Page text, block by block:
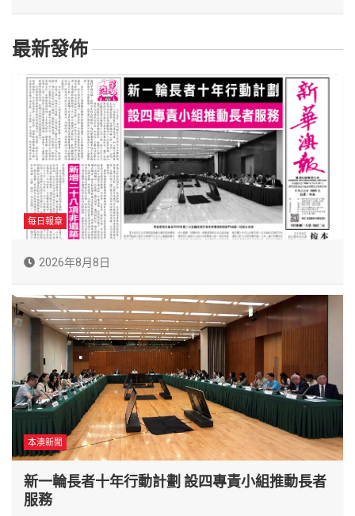
最新發佈
每日報章
2026年8月8日
本澳新聞
新一輪長者十年行動計劃 設四專責小組推動長者
服務